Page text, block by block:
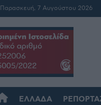
Παρασκευή, 7 Αυγούστου 2026
ΕΛΛΆΔΑ